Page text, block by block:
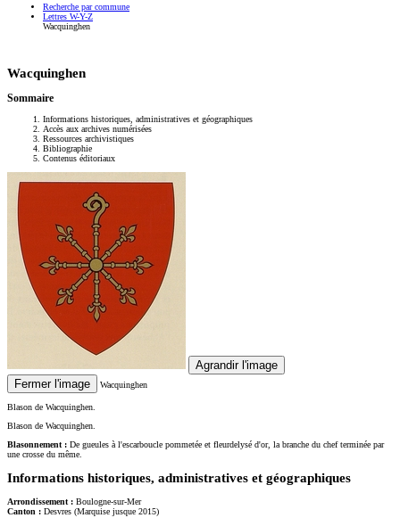
Recherche par commune
Lettres W-Y-Z
Wacquinghen
Wacquinghen
Sommaire
Informations historiques, administratives et géographiques
Accès aux archives numérisées
Ressources archivistiques
Bibliographie
Contenus éditoriaux
Agrandir l'image
Fermer l'image
Wacquinghen
Blason de Wacquinghen.
Blason de Wacquinghen.
Blasonnement : De gueules à l'escarboucle pommetée et fleurdelysé d'or, la branche du chef terminée par
une crosse du même.
Informations historiques, administratives et géographiques
Arrondissement : Boulogne-sur-Mer
Canton : Desvres (Marquise jusque 2015)